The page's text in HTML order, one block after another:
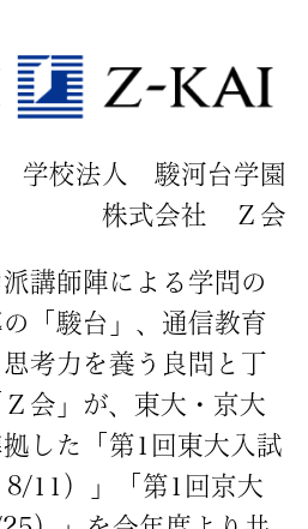
学校法人 駿河台学園
株式会社 Ｚ会
講師陣による学問の
「駿台」、通信教育
考力を養う良問と丁
会」が、東大・京大
した「第1回東大入試
11）」「第1回京大